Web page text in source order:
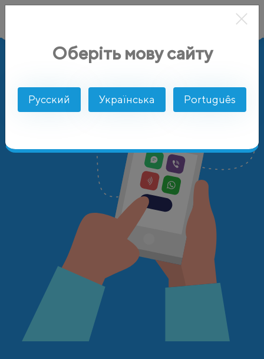
Оберіть мову сайту
Русский Українська Português